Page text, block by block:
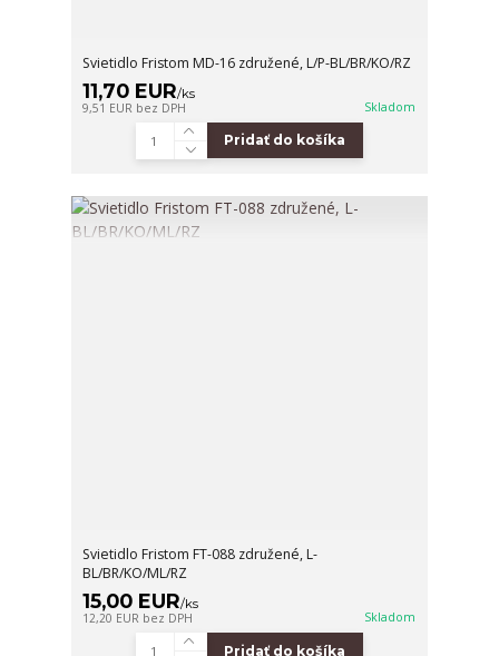
Svietidlo Fristom MD-16 združené, L/P-BL/BR/KO/RZ
11,70 EUR/ks
9,51 EUR bez DPH Skladom
Pridať do košíka
Svietidlo Fristom FT-088 združené, L-
BL/BR/KO/ML/RZ
15,00 EUR/ks
12,20 EUR bez DPH Skladom
Pridať do košíka